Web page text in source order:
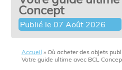
Concept
Publié le07 Août 2026
Accueil » Où acheter des objets
Votre guide ultime avec BCL